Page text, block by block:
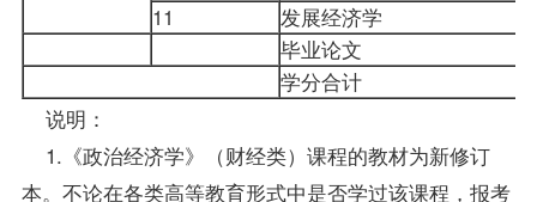
11
发展经济学
毕业论文
学分合计
说明：
1.《政治经济学》（财经类）课程的教材为新修订
本。不论在各类高等教育形式中是否学过该课程， 报考